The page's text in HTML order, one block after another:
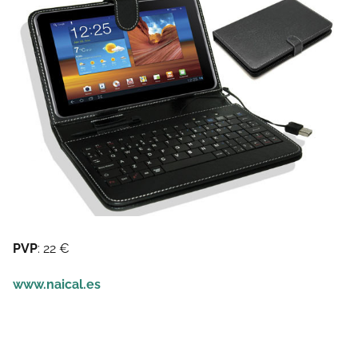
PVP: 22 €
www.naical.es